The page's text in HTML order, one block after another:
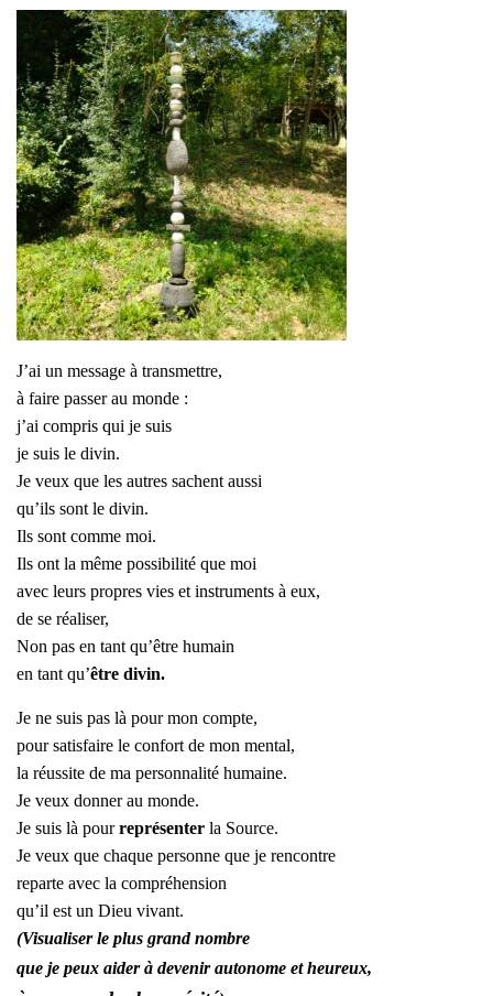
J’ai un message à transmettre,
à faire passer au monde :
j’ai compris qui je suis
je suis le divin.
Je veux que les autres sachent aussi
qu’ils sont le divin.
Ils sont comme moi.
Ils ont la même possibilité que moi
avec leurs propres vies et instruments à eux,
de se réaliser,
Non pas en tant qu’être humain
en tant qu’être divin.
Je ne suis pas là pour mon compte,
pour satisfaire le confort de mon mental,
la réussite de ma personnalité humaine.
Je veux donner au monde.
Je suis là pourreprésenter la Source.
Je veux que chaque personne que je rencontre
reparte avec la compréhension
qu’il est un Dieu vivant.
(Visualiser le plus grand nombre
que je peux aider à devenir autonome et heureux,